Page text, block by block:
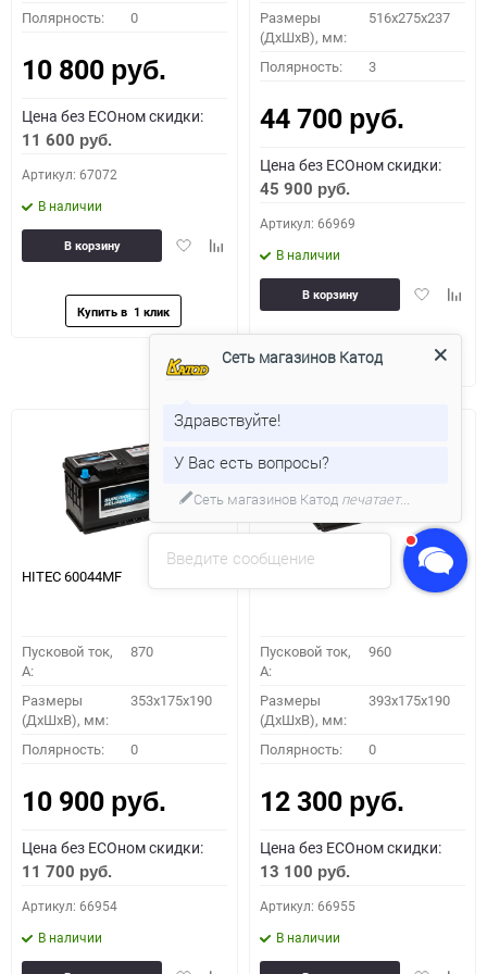
Полярность: 0
10 800 руб.
Цена без ECOном скидки:
11 600 руб.
Артикул: 67072
В наличии
ДобавитьДобавить
сравнению
В корзину
Размеры
(ДхШхВ), мм:
516x275x237
Полярность: 3
44 700 руб.
Цена без ECOном скидки:
45 900 руб.
Артикул: 66969
В наличии
Добавить
избранное
В корзину
HITEC 60044MF
Пусковой ток,
A:
870
Размеры
(ДхШхВ), мм:
353x175x190
Полярность: 0
10 900 руб.
Цена без ECOном скидки:
11 700 руб.
Артикул: 66954
В наличии
Пусковой ток,
A:
960
Размеры
(ДхШхВ), мм:
393x175x190
Полярность: 0
12 300 руб.
Цена без ECOном скидки:
13 100 руб.
Артикул: 66955
В наличии
Введите сообщение
Сеть магазинов Катод
Здравствуйте!
У Вас есть вопросы?
Сеть магазинов Катод печатает...